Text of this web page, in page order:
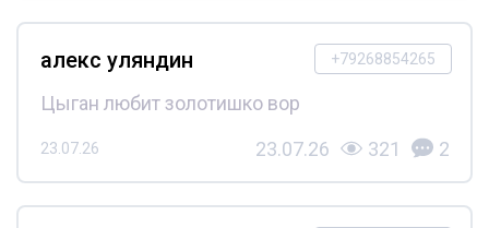
+79268854265
алекс уляндин
Цыган любит золотишко вор
23.07.26 23.07.26 321 2